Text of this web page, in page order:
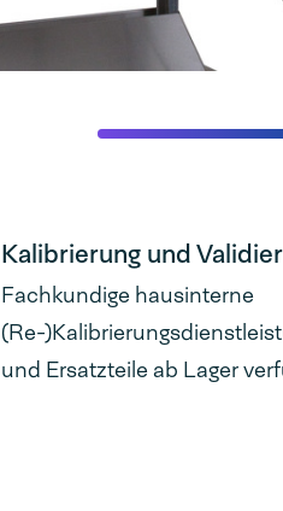
Kalibrierung und
Fachkundige hausinterne
(Re-
und Ersatzteile ab Lager